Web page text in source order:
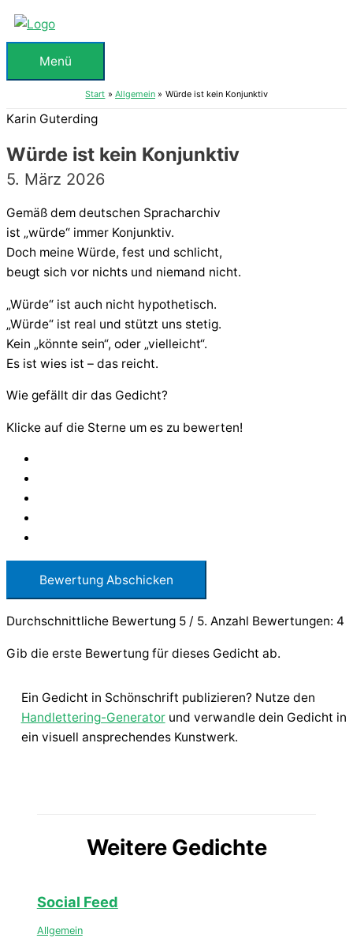
Zum
Inhalt
springenMenü
Menü
Start Allgemein Würde ist kein Konjunktiv
Karin Guterding
Würde ist kein Konjunktiv
5. März 2026
Gemäß dem deutschen Spracharchiv
ist „würde“ immer Konjunktiv.
Doch meine Würde, fest und schlicht,
beugt sich vor nichts und niemand nicht.
„Würde“ ist auch nicht hypothetisch.
„Würde“ ist real und stützt uns stetig.
Kein „könnte sein“, oder „vielleicht“.
Es ist wies ist – das reicht.
Wie gefällt dir das Gedicht?
Klicke auf die Sterne um es zu bewerten!
Bewertung Abschicken
Durchschnittliche Bewertung 5 / 5. Anzahl Bewertungen: 4
Gib die erste Bewertung für dieses Gedicht ab.
Ein Gedicht in Schönschrift publizieren? Nutze den
Handlettering-Generatorund verwandle dein Gedicht in
ein visuell ansprechendes Kunstwerk.
Weitere Gedichte
Social Feed
Allgemein